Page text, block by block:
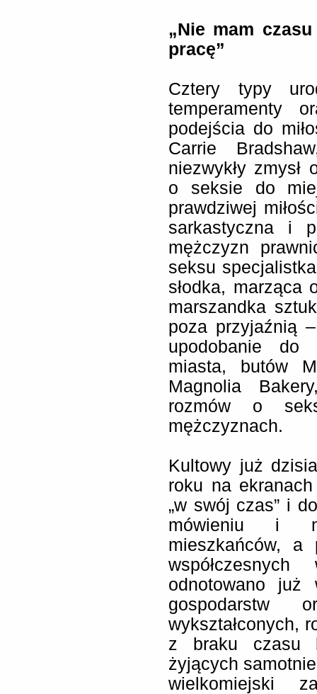
„Nie mam
pracę”
Cztery typy
temperamenty
podejścia do
Carrie
niezwykły zmysł
o seksie do
prawdziwej
sarkastyczna i
mężczyzn
seksu
słodka, marząca
marszandka
poza przyjaźnią
upodobanie do
miasta, butów
Magnolia
rozmów o
mężczyznach.
Kultowy już
roku na
„w swój czas” i
mówieniu i
mieszkańców, a
odnotowano już
gospodarstw
wykształconych,
z braku czasu
żyjących
wielkomiejski